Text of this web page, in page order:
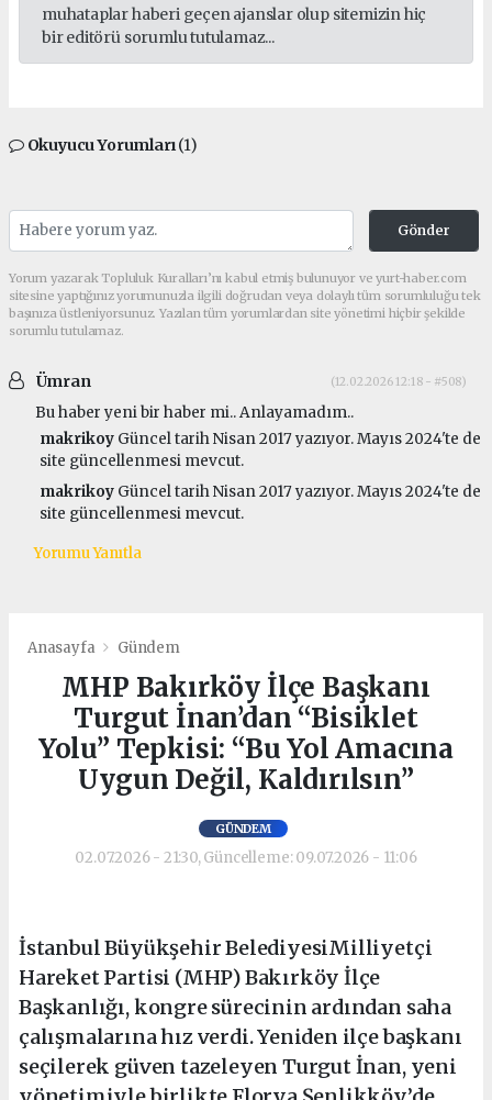
muhataplar haberi geçen ajanslar olup sitemizin hiç
bir editörü sorumlu tutulamaz...
Okuyucu Yorumları(1)
Gönder
Yorum yazarak Topluluk Kuralları’nı kabul etmiş bulunuyor ve yurt-haber.com
sitesine yaptığınız yorumunuzla ilgili doğrudan veya dolaylı tüm sorumluluğu tek
başınıza üstleniyorsunuz. Yazılan tüm yorumlardan site yönetimi hiçbir şekilde
sorumlu tutulamaz.
Ümran (12.02.2026 12:18 - #508)
Bu haber yeni bir haber mi.. Anlayamadım..
makrikoy Güncel tarih Nisan 2017 yazıyor. Mayıs 2024'te de
site güncellenmesi mevcut.
makrikoy Güncel tarih Nisan 2017 yazıyor. Mayıs 2024'te de
site güncellenmesi mevcut.
Yorumu Yanıtla
Anasayfa Gündem
MHP Bakırköy İlçe Başkanı
Turgut İnan’dan “Bisiklet
Yolu” Tepkisi: “Bu Yol Amacına
Uygun Değil, Kaldırılsın”
GÜNDEM
02.07.2026 - 21:30, Güncelleme: 09.07.2026 - 11:06
İstanbul Büyükşehir BelediyesiMilliyetçi
Hareket Partisi (MHP) Bakırköy İlçe
Başkanlığı, kongre sürecinin ardından saha
çalışmalarına hız verdi. Yeniden ilçe başkanı
seçilerek güven tazeleyen Turgut İnan, yeni